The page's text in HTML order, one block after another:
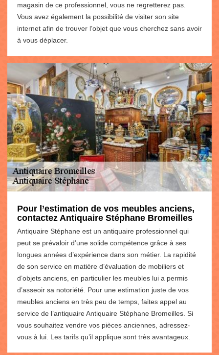
magasin de ce professionnel, vous ne regretterez pas.
Vous avez également la possibilité de visiter son site
internet afin de trouver l’objet que vous cherchez sans avoir
à vous déplacer.
Pour l’estimation de vos meubles anciens,
contactez Antiquaire Stéphane Bromeilles
Antiquaire Stéphane est un antiquaire professionnel qui
peut se prévaloir d’une solide compétence grâce à ses
longues années d’expérience dans son métier. La rapidité
de son service en matière d’évaluation de mobiliers et
d’objets anciens, en particulier les meubles lui a permis
d’asseoir sa notoriété. Pour une estimation juste de vos
meubles anciens en très peu de temps, faites appel au
service de l’antiquaire Antiquaire Stéphane Bromeilles. Si
vous souhaitez vendre vos pièces anciennes, adressez-
vous à lui. Les tarifs qu’il applique sont très avantageux.